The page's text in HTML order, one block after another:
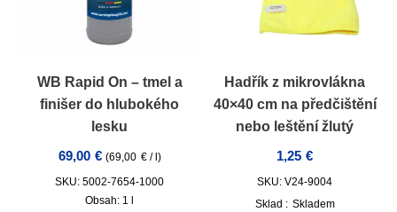
WB Rapid On – tmel a
finišer do hlubokého
lesku
69,00 € (69,00 €/l)
SKU: 5002-7654-1000
Obsah: 1
Hadřík z mikrovlákna
40×40 cm na předčištění
nebo leštění žlutý
1,25 €
SKU: V24-9004
Sklad : Skladem